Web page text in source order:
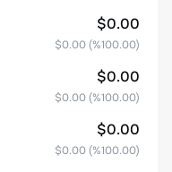
$0.00
$0.00 (%100.00)
$0.00
$0.00 (%100.00)
$0.00
$0.00 (%100.00)